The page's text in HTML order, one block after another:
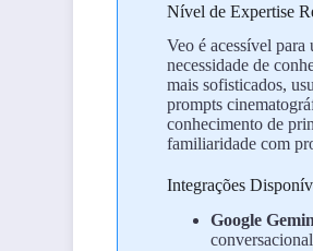
Nível de Expertise
Veo é acessível
necessidade de
mais sofisticados,
prompts
conhecimento de
familiaridade com
Integrações
Google